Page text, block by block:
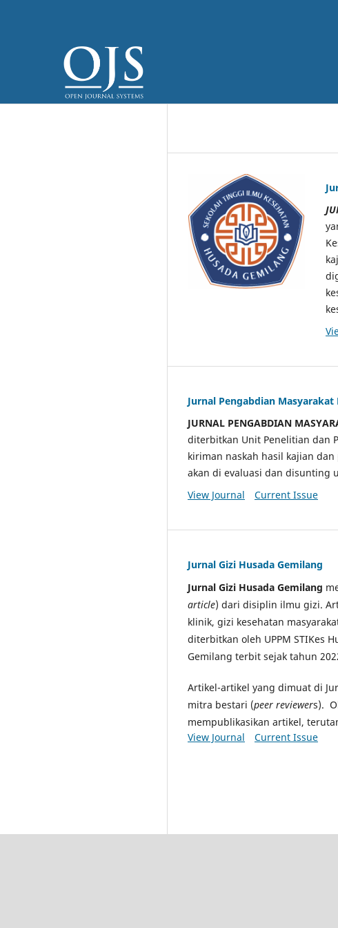
Jurnal Pengabdian Masyarakat
JURNAL PENGABDIAN
diterbitkan Unit Penelitian dan
kiriman naskah hasil kajian
akan di evaluasi dan disunting
View Journal
Current Issue
Jurnal Gizi Husada Gemilang
Jurnal Gizi Husada Gemilang
article) dari disiplin ilmu gizi.
klinik, gizi kesehatan
diterbitkan oleh UPPM STIKes
Gemilang terbit sejak tahun
Artikel-artikel yang dimuat di
mitra bestari (peer reviewers).
mempublikasikan artikel,
View Journal
Current Issue